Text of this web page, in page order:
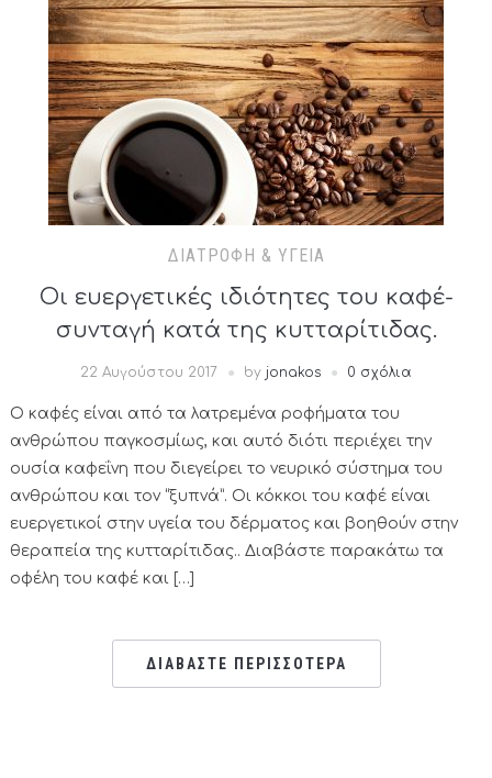
ΔΙΑΤΡΟΦΉ & ΥΓΕΊΑ
Οι ευεργετικές ιδιότητες του καφέ-
συνταγή κατά της κυτταρίτιδας.
22 Αυγούστου 2017 by jonakos 0 σχόλια
Ο καφές είναι από τα λατρεμένα ροφήματα του
ανθρώπου παγκοσμίως, και αυτό διότι περιέχει την
ουσία καφεΐνη που διεγείρει το νευρικό σύστημα του
ανθρώπου και τον “ξυπνά”. Οι κόκκοι του καφέ είναι
ευεργετικοί στην υγεία του δέρματος και βοηθούν στην
θεραπεία της κυτταρίτιδας.. Διαβάστε παρακάτω τα
οφέλη του καφέ και […]
ΔΙΑΒΑΣΤΕ ΠΕΡΙΣΣΟΤΕΡΑ